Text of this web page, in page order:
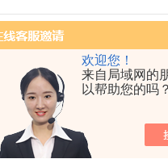
欢迎您！
来自局域网的
以帮助您的吗？
化城市防洪预案【型号：
事件频发，城市防洪体系面
程中的“感知触角"。该设
翻斗自动翻转并触发磁钢-
网通信模块可实时将雨量